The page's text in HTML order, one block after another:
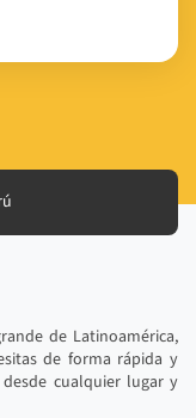
de Latinoamérica,
de forma rápida y
cualquier lugar y